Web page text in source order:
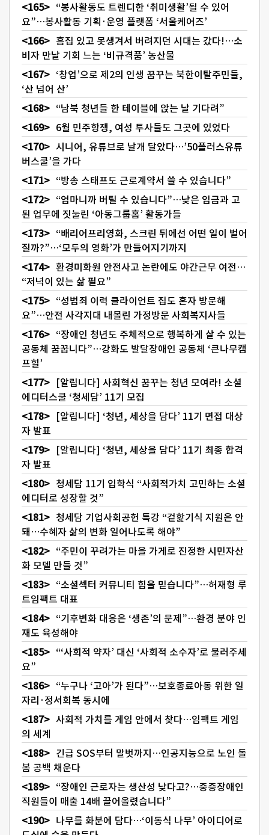
“봉사활동도 트렌디한 ‘취미생활’될 수 있어
요”…봉사활동 기획·운영 플랫폼 ‘서울케어즈’
흠집 있고 못생겨서 버려지던 시대는 갔다!…소
비자 만날 기회 느는 ‘비규격품’ 농산물
‘창업’으로 제2의 인생 꿈꾸는 북한이탈주민들,
‘산 넘어 산’
“남북 청년들 한 테이블에 앉는 날 기다려”
6월 민주항쟁, 여성 투사들도 그곳에 있었다
시니어, 유튜브로 날개 달았다…’50플러스유튜
버스쿨’을 가다
“방송 스태프도 근로계약서 쓸 수 있습니다”
“엄마니까 버틸 수 있습니다”…낮은 임금과 고
된 업무에 짓눌린 ‘아동그룹홈’ 활동가들
“배리어프리영화, 스크린 뒤에선 어떤 일이 벌어
질까?”…‘모두의 영화’가 만들어지기까지
환경미화원 안전사고 논란에도 야간근무 여전…
“저녁이 있는 삶 필요”
“성범죄 이력 클라이언트 집도 혼자 방문해
요”…안전 사각지대 내몰린 가정방문 사회복지사들
“장애인 청년도 주체적으로 행복하게 살 수 있는
공동체 꿈꿉니다”…강화도 발달장애인 공동체 ‘큰나무캠
프힐’
[알립니다] 사회혁신 꿈꾸는 청년 모여라! 소셜
에디터스쿨 ‘청세담’ 11기 모집
[알립니다] ‘청년, 세상을 담다’ 11기 면접 대상
자 발표
[알립니다] ‘청년, 세상을 담다’ 11기 최종 합격
자 발표
청세담 11기 입학식 “사회적가치 고민하는 소셜
에디터로 성장할 것”
청세담 기업사회공헌 특강 “겉핥기식 지원은 안
돼…수혜자 삶의 변화 일어나도록 해야”
“주민이 꾸려가는 마을 가게로 진정한 시민자산
화 모델 만들 것”
“소셜섹터 커뮤니티 힘을 믿습니다”…허재형 루
트임팩트 대표
“기후변화 대응은 ‘생존’의 문제”…환경 분야 인
재도 육성해야
“‘사회적 약자’ 대신 ‘사회적 소수자’로 불러주세
요”
“누구나 ‘고아’가 된다”…보호종료아동 위한 일
자리·정서회복 동시에
사회적 가치를 게임 안에서 찾다…임팩트 게임
의 세계
긴급 SOS부터 말벗까지…인공지능으로 노인 돌
봄 공백 채운다
“장애인 근로자는 생산성 낮다고?…중증장애인
직원들이 매출 14배 끌어올렸습니다”
나무를 화분에 담다…‘이동식 나무’ 아이디어로